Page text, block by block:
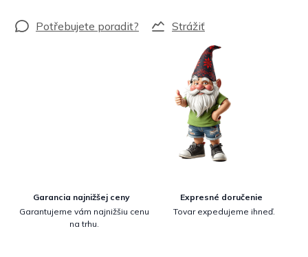
Strážiť
Garancia najnižšej ceny
Garantujeme vám najnižšiu cenu
na trhu.
Expresné doručenie
Tovar expedujeme ihneď.